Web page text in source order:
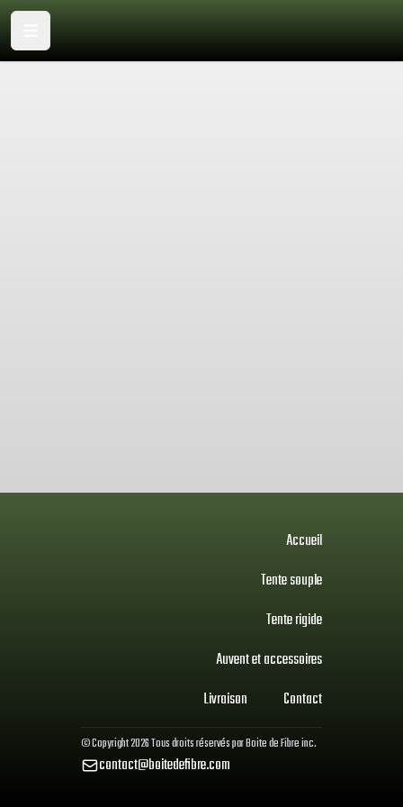
Accueil
Tente souple
Tente rigide
Auvent et accessoires
Livraison
Contact
© Copyright2026Tous droits réservés parBoite de Fibre inc.
contact@boitedefibre.com